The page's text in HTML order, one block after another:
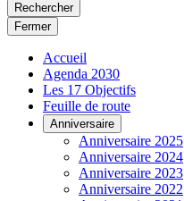
Rechercher
Fermer
Accueil
Agenda 2030
Les 17 Objectifs
Feuille de route
Anniversaire
Anniversaire 2025
Anniversaire 2024
Anniversaire 2023
Anniversaire 2022